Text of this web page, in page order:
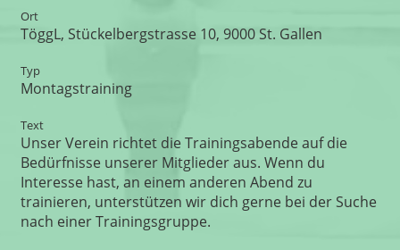
Ort
TöggL, Stückelbergstrasse 10, 9000 St. Gallen
Typ
Montagstraining
Text
Unser Verein richtet die Trainingsabende auf die
Bedürfnisse unserer Mitglieder aus. Wenn du
Interesse hast, an einem anderen Abend zu
trainieren, unterstützen wir dich gerne bei der Suche
nach einer Trainingsgruppe.